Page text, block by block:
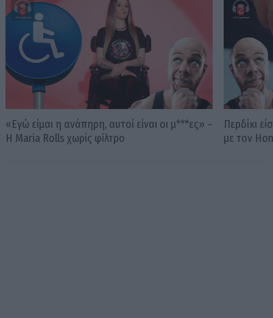
«Εγώ είμαι η ανάπηρη, αυτοί είναι οι μ***ες» –
Η Maria Rolls χωρίς φίλτρο
Περδίκι
με τον